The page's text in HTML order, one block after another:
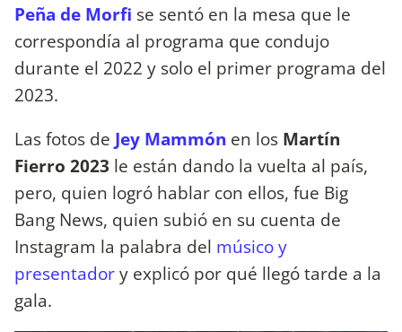
Peña de Morfi se sentó en la mesa que le
correspondía al programa que condujo
durante el 2022 y solo el primer programa del
2023.
Las fotos de Jey Mammón en los Martín
Fierro 2023 le están dando la vuelta al país,
pero, quien logró hablar con ellos, fue Big
Bang News, quien subió en su cuenta de
Instagram la palabra del músico y
presentadory explicó por qué llegó tarde a la
gala.